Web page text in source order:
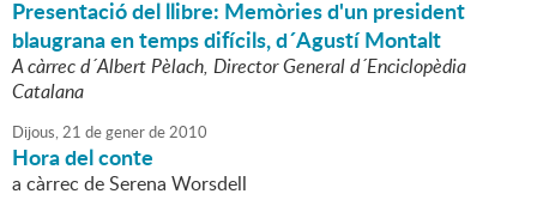
Presentació del llibre: Memòries d'un president
blaugrana en temps difícils, d´Agustí Montalt
A càrrec d´Albert Pèlach, Director General d´Enciclopèdia
Catalana
Dijous,21 degenerde2010
Hora del conte
a càrrec de Serena Worsdell